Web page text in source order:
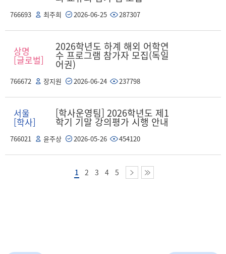
766693 최주희 2026-06-25 287307
상명
[글로벌]
2026학년도 하계 해외 어학연
수 프로그램 참가자 모집(독일
어권)
766672 장지원 2026-06-24 237798
서울
[학사]
[학사운영팀] 2026학년도 제1
학기 기말 강의평가 시행 안내
766021 윤주상 2026-05-26 454120
1 2 3 4 5